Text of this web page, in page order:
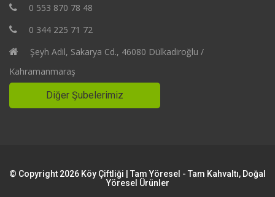
0 553 870 78 48
0 344 225 71 72
Şeyh Adil, Sakarya Cd., 46080 Dülkadiroğlu /
Kahramanmaraş
Diğer Şubelerimiz
© Copyright 2026 Köy Çiftliği | Tam Yöresel - Tam Kahvaltı, Doğal
Yöresel Ürünler